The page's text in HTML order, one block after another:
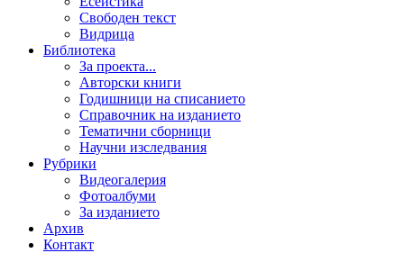
Свободен текст
Видрица
Библиотека
За проекта...
Авторски книги
Годишници на списанието
Справочник на изданието
Тематични сборници
Научни изследвания
Рубрики
Видеогалерия
Фотоалбуми
За изданието
Архив
Контакт